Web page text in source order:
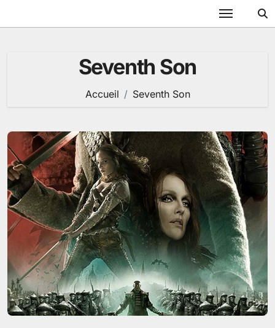
Seventh Son
Accueil Seventh Son